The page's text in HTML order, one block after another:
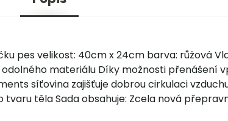
pes velikost: 40cm x 24cm barva: růžová
materiálu Díky možnosti přenášení
síťovina zajišťuje dobrou cirkulaci
těla Sada obsahuje: Zcela nová